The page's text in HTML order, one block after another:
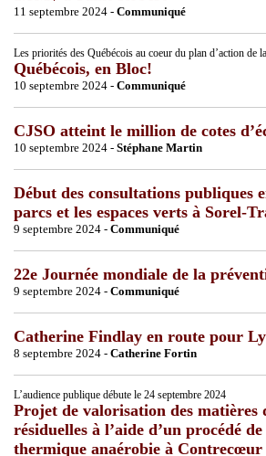
11 septembre 2024 - Communiqué
Les priorités des Québécois au coeur du plan d’action de
Québécois, en Bloc!
10 septembre 2024 - Communiqué
CJSO atteint le million de cotes
10 septembre 2024 - Stéphane Martin
Début des consultations publiques
parcs et les espaces verts à Sorel-
9 septembre 2024 - Communiqué
22e Journée mondiale de la
9 septembre 2024 - Communiqué
Catherine Findlay en route pour
8 septembre 2024 - Catherine Fortin
L’audience publique débute le 24 septembre 2024
Projet de valorisation des matières
résiduelles à l’aide d’un procédé
thermique anaérobie à Contrecœur